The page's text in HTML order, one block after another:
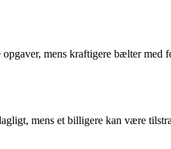
mens kraftigere bælter med
mens et billigere kan være